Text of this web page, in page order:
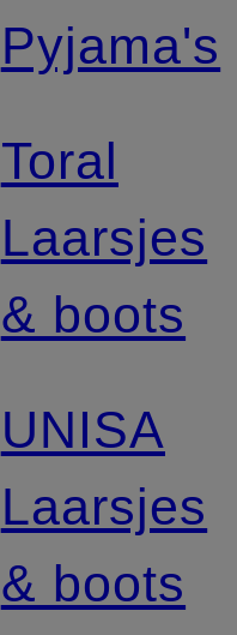
Pyjama's
Toral
Laarsjes
& boots
UNISA
Laarsjes
& boots